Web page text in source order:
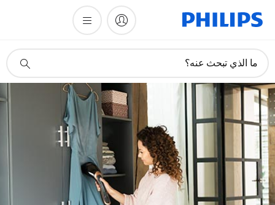
دعم
ما الذي تبحث عنه؟